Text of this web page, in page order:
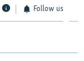
Follow us